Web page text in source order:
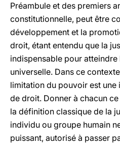
Préambule et des premiers
constitutionnelle, peut être
développement et la
droit, étant entendu que la
indispensable pour atteindre
universelle. Dans ce
limitation du pouvoir est
de droit. Donner à chacun
la définition classique de la
individu ou groupe humain
puissant, autorisé à passer